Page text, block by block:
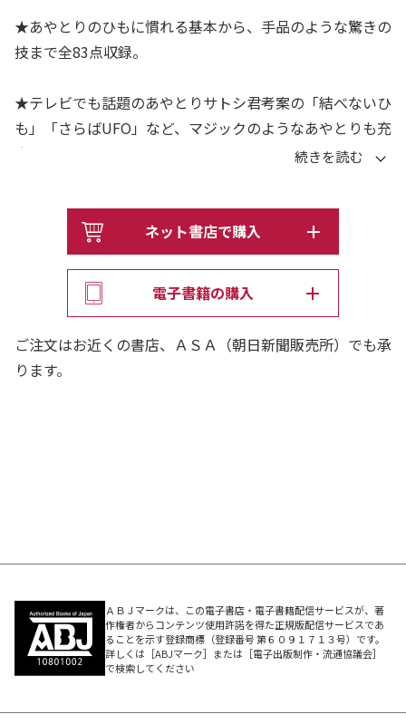
★あやとりのひもに慣れる基本から、手品のような驚きの
技まで全83点収録。
★テレビでも話題のあやとりサトシ君考案の「結べないひ
も」「さらばUFO」など、マジックのようなあやとりも充
実。
★全あやとり動画付きで初心者にもわかりやすく安心で
★結び目がなく遊びやすい、特製あやとりひも2本付き。
（電子書籍にはつきません）
【収録あやとり（一部）】
はじめてあやとり
…女の子→うちゅうじん→ドジョウ→トナカイ 他
ふたりあやとり
…ふたりでのこぎり、なかよしタッチ 他
…線こう花火、消えるヘビ、さらばUFO 他
ネット書店で購入
電子書籍の購入
ご注文はお近くの書店、ＡＳＡ（朝日新聞販売所）でも承
ります。
ＡＢＪマークは、この電子書店・電子書籍配信サービスが、著
作権者からコンテンツ使用許諾を得た正規版配信サービスであ
ることを示す登録商標（登録番号 第６０９１７１３号）です。
詳しくは［ABJマーク］または［電子出版制作・流通協議会］
で検索してください